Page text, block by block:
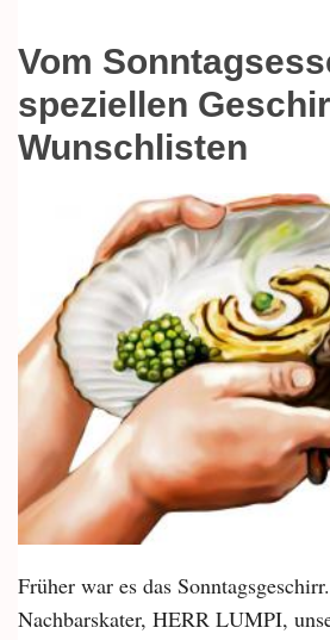
Vom
speziellen
Wunschlisten
Früher war es das
Nachbarskater, HERR LUMPI,